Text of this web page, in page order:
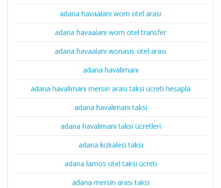
adana havaalanı wom otel arası
adana havaalanı wom otel transfer
adana havaalanı wonasis otel arası
adana havalimanı
adana havalimanı mersin arası taksi ücreti hesapla
adana havalimanı taksi
adana havalimanı taksi ücretleri
adana kızkalesi taksi
adana lamos otel taksi ücreti
adana mersin arası taksi